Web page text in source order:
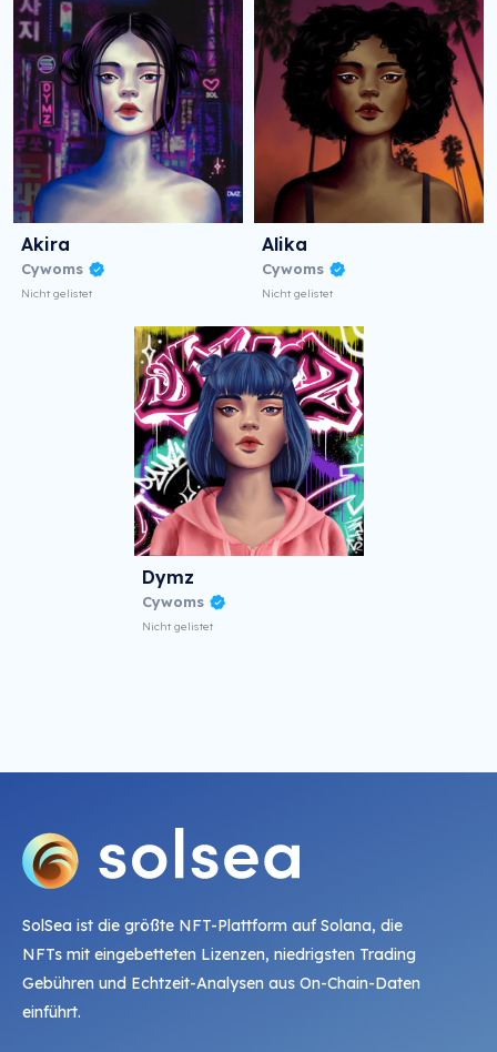
Akira
Cywoms
Nicht gelistet
Alika
Cywoms
Nicht gelistet
Dymz
Cywoms
Nicht gelistet
SolSea ist die größte NFT-Plattform auf Solana, die
NFTs mit eingebetteten Lizenzen, niedrigsten Trading
Gebühren und Echtzeit-Analysen aus On-Chain-Daten
einführt.